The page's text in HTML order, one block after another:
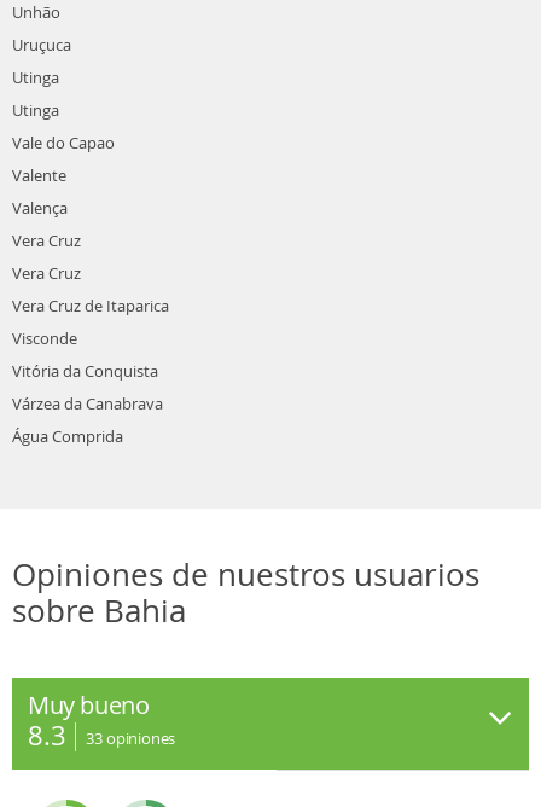
Unhão
Uruçuca
Utinga
Utinga
Vale do Capao
Valente
Valença
Vera Cruz
Vera Cruz
Vera Cruz de Itaparica
Visconde
Vitória da Conquista
Várzea da Canabrava
Água Comprida
Opiniones de nuestros usuarios
sobre Bahia
Muy bueno
8.3 33opiniones